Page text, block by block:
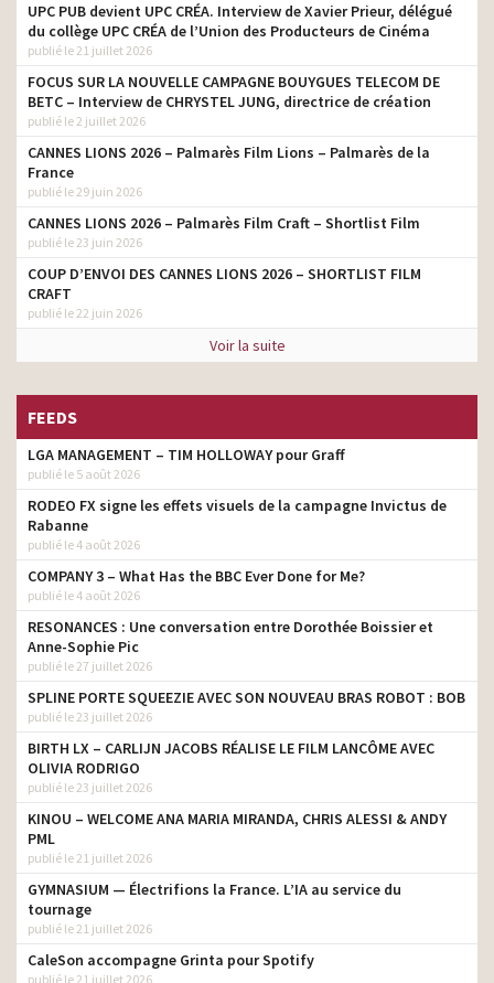
UPC PUB devient UPC CRÉA. Interview de Xavier Prieur, délégué
du collège UPC CRÉA de l’Union des Producteurs de Cinéma
publié le 21 juillet 2026
FOCUS SUR LA NOUVELLE CAMPAGNE BOUYGUES TELECOM DE
BETC – Interview de CHRYSTEL JUNG, directrice de création
publié le 2 juillet 2026
CANNES LIONS 2026 – Palmarès Film Lions – Palmarès de la
France
publié le 29 juin 2026
CANNES LIONS 2026 – Palmarès Film Craft – Shortlist Film
publié le 23 juin 2026
COUP D’ENVOI DES CANNES LIONS 2026 – SHORTLIST FILM
CRAFT
publié le 22 juin 2026
Voir la suite
FEEDS
LGA MANAGEMENT – TIM HOLLOWAY pour Graff
publié le 5 août 2026
RODEO FX signe les effets visuels de la campagne Invictus de
Rabanne
publié le 4 août 2026
COMPANY 3 – What Has the BBC Ever Done for Me?
publié le 4 août 2026
RESONANCES : Une conversation entre Dorothée Boissier et
Anne-Sophie Pic
publié le 27 juillet 2026
SPLINE PORTE SQUEEZIE AVEC SON NOUVEAU BRAS ROBOT : BOB
publié le 23 juillet 2026
BIRTH LX – CARLIJN JACOBS RÉALISE LE FILM LANCÔME AVEC
OLIVIA RODRIGO
publié le 23 juillet 2026
KINOU – WELCOME ANA MARIA MIRANDA, CHRIS ALESSI & ANDY
PML
publié le 21 juillet 2026
GYMNASIUM — Électrifions la France. L’IA au service du
tournage
publié le 21 juillet 2026
CaleSon accompagne Grinta pour Spotify
publié le 21 juillet 2026